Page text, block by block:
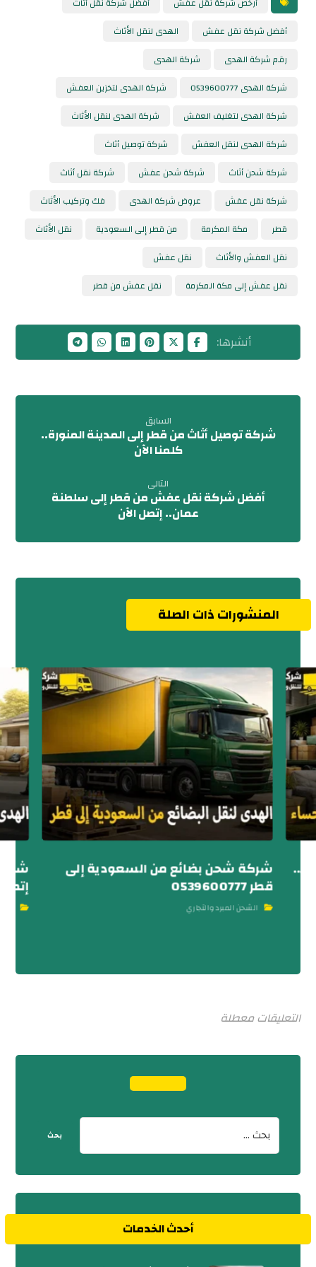
أرخص شركة نقل عفش
أفضل شركة نقل أثاث
أفضل شركة نقل عفش
الهدى لنقل الأثاث
رقم شركة الهدى
شركة الهدى
شركة الهدى 0539600777
شركة الهدى لتخزين العفش
شركة الهدى لتغليف العفش
شركة الهدى لنقل الأثاث
شركة الهدى لنقل العفش
شركة توصيل أثاث
شركة شحن أثاث
شركة شحن عفش
شركة نقل أثاث
شركة نقل عفش
عروض شركة الهدى
فك وتركيب الأثاث
قطر
مكة المكرمة من قطر إلى السعودية
نقل الأثاث
نقل العفش والأثاث
نقل عفش
نقل عفش إلى مكة المكرمة
نقل عفش من قطر
السابق
شركة توصيل أثاث من قطر إلى المدينة المنورة..
كلمنا الآن
التالى
أفضل شركة نقل عفش من قطر إلى سلطنة
عمان.. إتصل الآن
المنشورات ذات الصلة
شركة شحن بضائع من السعودية إلى
قطر 0539600777
الشحن المبرد والتجاري
إتصل
التعليقات معطلة
أحدث الخدمات